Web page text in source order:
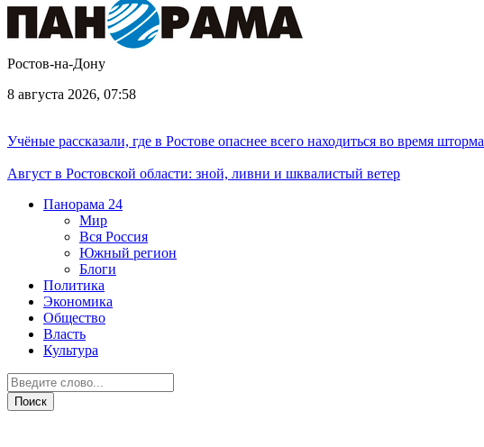
Ростов-на-Дону
8 августа 2026, 07:58
Учёные рассказали, где в Ростове опаснее всего находиться во время шторма
Август в Ростовской области: зной, ливни и шквалистый ветер
Панорама 24
Мир
Вся Россия
Южный регион
Блоги
Политика
Экономика
Общество
Власть
Культура